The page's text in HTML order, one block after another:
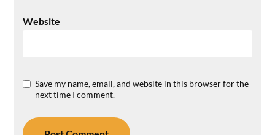
Website
Save my name, email, and website in this browser for the
next time I comment.